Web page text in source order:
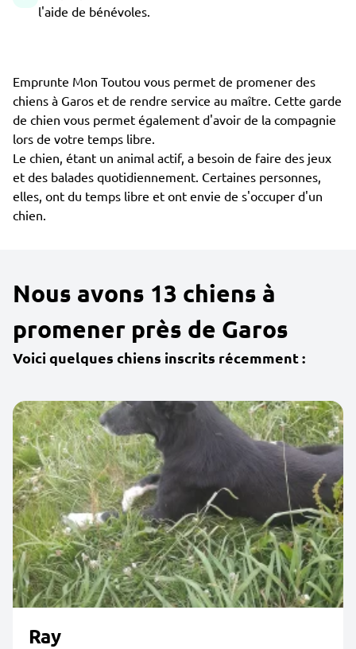
l'aide de bénévoles.
Emprunte Mon Toutou vous permet de promener des
chiens à Garos et de rendre service au maître. Cette garde
de chien vous permet également d'avoir de la compagnie
lors de votre temps libre.
Le chien, étant un animal actif, a besoin de faire des jeux
et des balades quotidiennement. Certaines personnes,
elles, ont du temps libre et ont envie de s'occuper d'un
chien.
Nous avons 13 chiens à
promener près de Garos
Voici quelques chiens inscrits récemment :
Ray